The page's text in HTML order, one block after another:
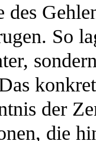
des
So
der
die